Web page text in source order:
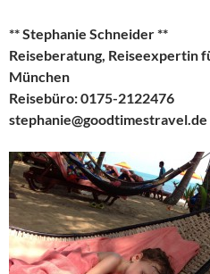
** Stephanie Schneider **
Reiseberatung, Reiseexpertin
München
Reisebüro: 0175-2122476
stephanie@goodtimestravel.de